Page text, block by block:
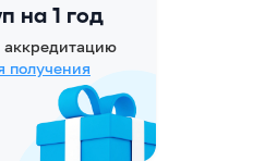
на 1 год
получения